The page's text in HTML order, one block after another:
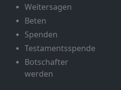
Weitersagen
Beten
Spenden
Testamentsspende
Botschafter
werden